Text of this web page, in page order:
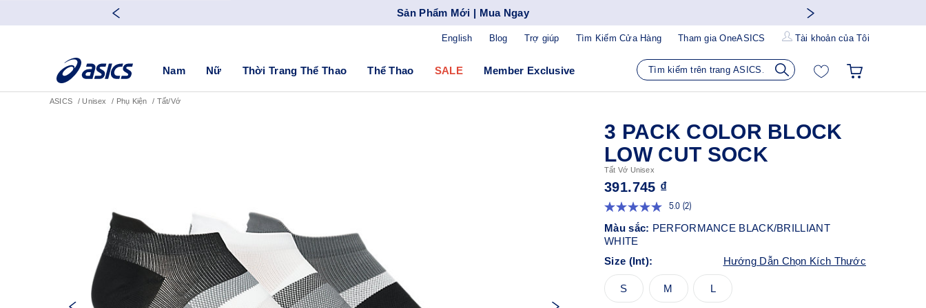
Sản Phẩm Mới | Mua Ngay
Blog Trợ giúp Tìm Kiếm Cửa Hàng Tham gia OneASICS Tài khoản của Tôi
English
Nam Nữ Thời Trang Thể Thao Thể Thao SALE Member Exclusive
ASICS Unisex Phụ Kiện Tất/Vớ
3 PACK COLOR BLOCK
LOW CUT SOCK
Tất Vớ Unisex
391.745 ₫
5.0 Đọc
2
đánh
trang
tương
tự.
(2)
Màu sắc: PERFORMANCE BLACK/BRILLIANT
WHITE
Size (Int):
Hướng Dẫn Chọn Kích Thước
S M L